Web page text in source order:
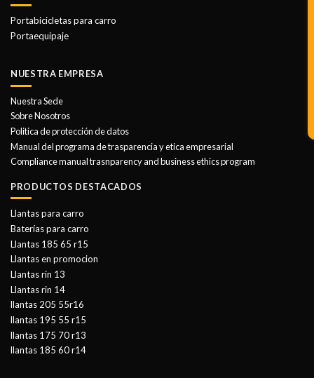
Portabicicletas para carro
Portaequipaje
NUESTRA EMPRESA
Nuestra Sede
Sobre Nosotros
Politica de protección de datos
Manual del programa de trasparencia y etica empresarial
Compliance manual trasnparency and business ethics program
PRODUCTOS DESTACADOS
Llantas para carro
Baterías para carro
Llantas 185 65 r15
Llantas en promocion
Llantas rin 13
Llantas rin 14
llantas 205 55r16
llantas 195 55 r15
llantas 175 70 r13
llantas 185 60 r14